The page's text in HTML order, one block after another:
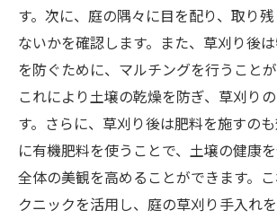
す。次に、庭の隅々に目を配り、取り
ないかを確認します。また、草刈り後
を防ぐために、マルチングを行うことが
これにより土壌の乾燥を防ぎ、草刈り
す。さらに、草刈り後は肥料を施すの
に有機肥料を使うことで、土壌の健康
全体の美観を高めることができます。
クニックを活用し、庭の草刈り手入れ